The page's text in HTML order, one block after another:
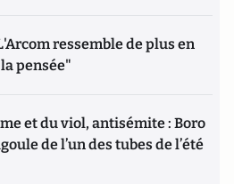
ressemble de plus en
pensée"
et du viol, antisémite : Boro
de l’un des tubes de l’été